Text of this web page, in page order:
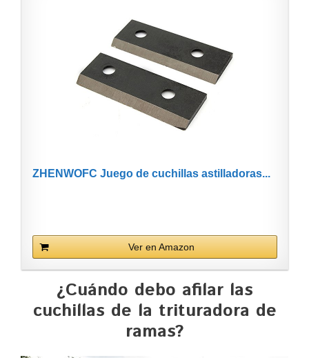
ZHENWOFC Juego de cuchillas astilladoras...
Ver en Amazon
¿Cuándo debo afilar las
cuchillas de la trituradora de
ramas?